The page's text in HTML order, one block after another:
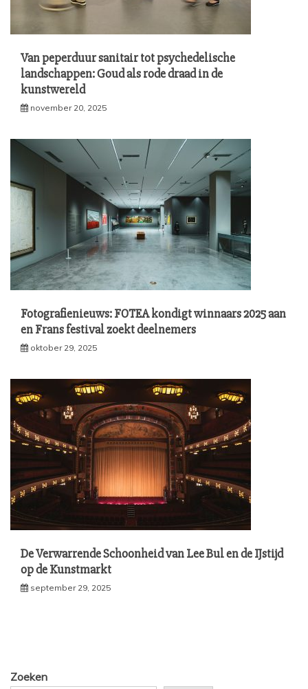
Van peperduur sanitair tot psychedelische
landschappen: Goud als rode draad in de
kunstwereld
november 20, 2025
Fotografienieuws: FOTEA kondigt winnaars 2025 aan
en Frans festival zoekt deelnemers
oktober 29, 2025
De Verwarrende Schoonheid van Lee Bul en de IJstijd
op de Kunstmarkt
september 29, 2025
Zoeken